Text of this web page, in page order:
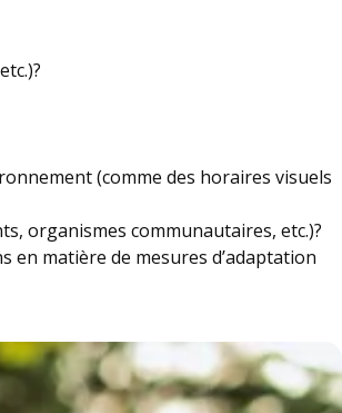
(comme des horaires visuels
organismes communautaires, etc.)?
en matière de mesures d’adaptation